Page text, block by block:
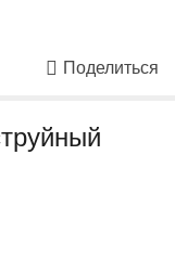
Поделиться